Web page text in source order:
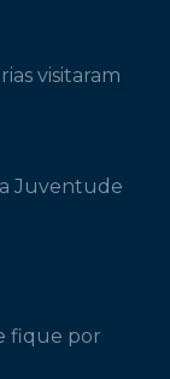
visitaram
Juventude
fique por